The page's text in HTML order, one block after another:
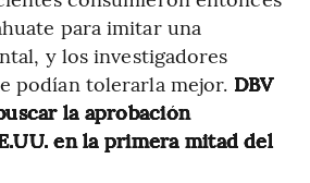
para imitar una
y los investigadores
podían tolerarla mejor. DBV
la aprobación
en la primera mitad del